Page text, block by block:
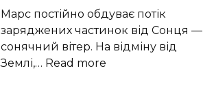
|
Марс постійно обдуває потік
заряджених частинок від Сонця —
сонячний вітер. На відміну від
Землі,… Read more